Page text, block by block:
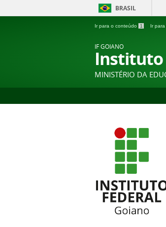
BRASIL
Ir para o conteúdo 1 Ir
IF GOIANO
Instituto
MINISTÉRIO DA